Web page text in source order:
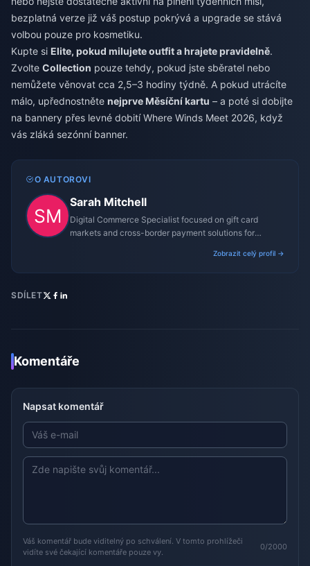
bezplatná verze již váš postup pokrývá a upgrade se stává
volbou pouze pro kosmetiku.
Kupte si Elite, pokud milujete outfit a hrajete pravidelně.
Zvolte Collection pouze tehdy, pokud jste sběratel nebo
nemůžete věnovat cca 2,5–3 hodiny týdně. A pokud utrácíte
málo, upřednostněte nejprve Měsíční kartu – a poté si dobijte
na bannery přes levné dobití Where Winds Meet 2026, když
vás zláká sezónní banner.
O AUTOROVI
Sarah Mitchell
Digital Commerce Specialist focused on gift card
markets and cross-border payment solutions for
Zobrazit celý profil →
SDÍLET
Komentáře
Napsat komentář
Váš komentář bude viditelný po schválení. V tomto prohlížeči
vidíte své čekající komentáře pouze vy.
0/2000